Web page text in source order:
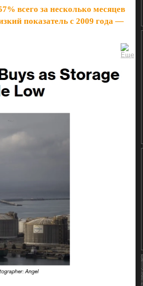
всего за несколько месяцев
показатель с 2009 года —